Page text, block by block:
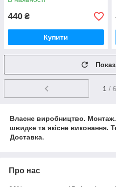
440 ₴
Купити
1 / 6
Власне виробництво.
швидке та якісне виконання.
Доставка.
Про нас